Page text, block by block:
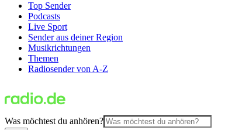
Top Sender
Podcasts
Live Sport
Sender aus deiner Region
Musikrichtungen
Themen
Radiosender von A-Z
Was möchtest du anhören?